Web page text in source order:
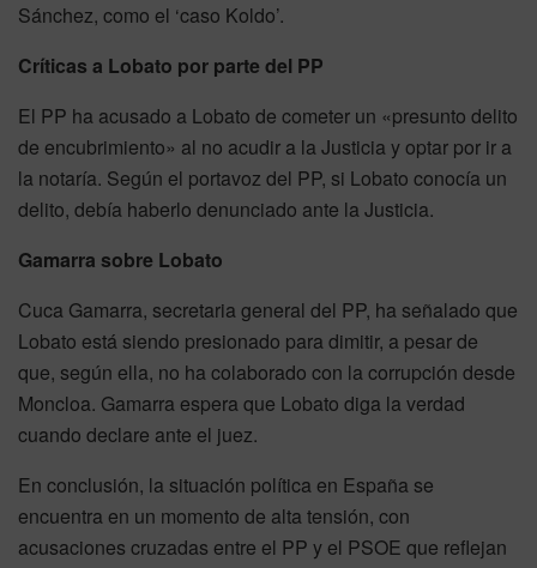
Sánchez, como el ‘caso Koldo’.
Críticas a Lobato por parte del PP
El PP ha acusado a Lobato de cometer un «presunto delito
de encubrimiento» al no acudir a la Justicia y optar por ir a
la notaría. Según el portavoz del PP, si Lobato conocía un
delito, debía haberlo denunciado ante la Justicia.
Gamarra sobre Lobato
Cuca Gamarra, secretaria general del PP, ha señalado que
Lobato está siendo presionado para dimitir, a pesar de
que, según ella, no ha colaborado con la corrupción desde
Moncloa. Gamarra espera que Lobato diga la verdad
cuando declare ante el juez.
En conclusión, la situación política en España se
encuentra en un momento de alta tensión, con
acusaciones cruzadas entre el PP y el PSOE que reflejan